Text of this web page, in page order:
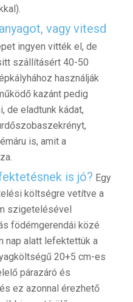
vagy vitesd
ingyen vitték el, de
szállításért 40-50
használják
kazánt pedig
de eladtunk kádat,
is, amit a
is jó? Egy
költségre vetítve a
szigetelésével
födémgerendái közé
nap alatt lefektettük a
20+5 cm-es
párazáró és
ez azonnal érezhető